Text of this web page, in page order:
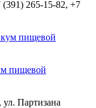
265-15-82, +7
пищевой
Партизана